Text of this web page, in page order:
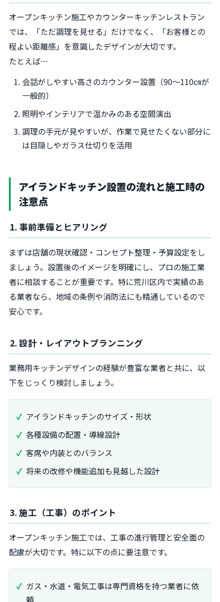
オープンキッチン施工やカウンターキッチンレストラン
では、「ただ調理を見せる」だけでなく、「お客様との
程よい距離感」を意識したデザインが大切です。
たとえば…
会話がしやすい高さのカウンター設置（90～110㎝が
一般的）
照明やインテリアで温かみのある空間演出
調理の手元が見やすいが、作業で見せたくない部分に
は目隠しやガラス仕切りを活用
アイランドキッチン設置の流れと施工時の
注意点
1. 事前準備とヒアリング
まずは店舗の現状確認・コンセプト整理・予算設定をし
ましょう。設置後のイメージを明確にし、プロの施工業
者に相談することが重要です。特に荒川区内で実績のあ
る業者なら、地域の条例や消防法にも精通しているので
安心です。
2. 設計・レイアウトプランニング
業務用キッチンデザインの経験が豊富な業者と共に、以
下をじっくり検討しましょう。
アイランドキッチンのサイズ・形状
各種設備の配置・導線設計
客席や内装とのバランス
将来の改修や機能追加も見越した設計
3. 施工（工事）のポイント
オープンキッチン施工では、工事の進行管理と安全面の
配慮が大切です。特に以下の点に要注意です。
ガス・水道・電気工事は専門資格を持つ業者に依